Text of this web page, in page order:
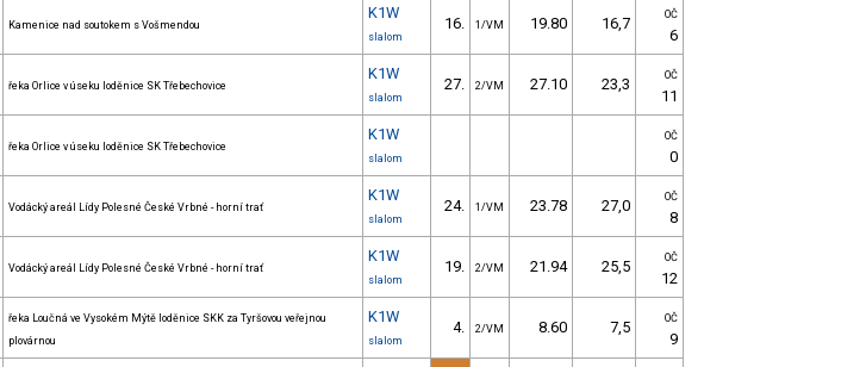
Kamenice nad soutokem s Vošmendou
K1W
slalom
16. 1/VM 19.80 16,7 OČ
6
řeka Orlice v úseku loděnice SK Třebechovice
K1W
slalom
27. 2/VM 27.10 23,3 OČ
11
řeka Orlice v úseku loděnice SK Třebechovice
K1W
slalom
OČ
0
Vodácký areál Lídy Polesné České Vrbné - horní trať
K1W
slalom
24. 1/VM 23.78 27,0 OČ
8
Vodácký areál Lídy Polesné České Vrbné - horní trať
K1W
slalom
19. 2/VM 21.94 25,5 OČ
12
řeka Loučná ve Vysokém Mýtě loděnice SKK za Tyršovou veřejnou
plovárnou
K1W
slalom
4. 2/VM 8.60 7,5 OČ
9